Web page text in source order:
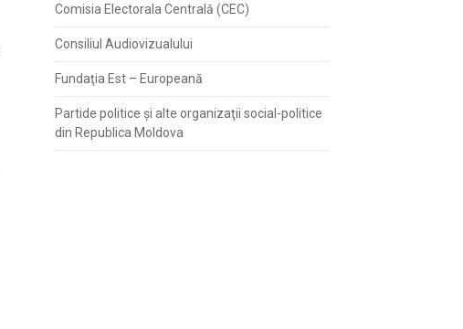
Comisia Electorala Centrală (CEC)
Consiliul Audiovizualului
Fundaţia Est – Europeană
Partide politice şi alte organizaţii social-politice
din Republica Moldova